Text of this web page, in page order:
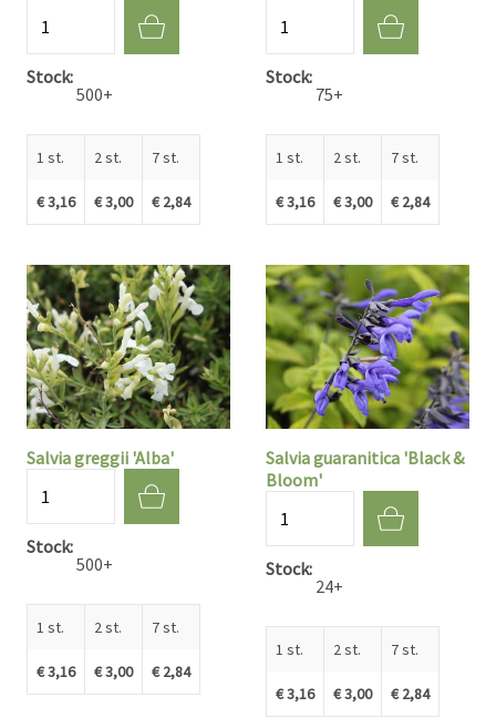
Stock
500+
1 st.
€ 3,16
2 st.
€ 3,00
7 st.
€ 2,84
Stock
75+
1 st.
€ 3,16
2 st.
€ 3,00
7 st.
€ 2,84
Salvia greggii 'Alba'
Stock
500+
1 st.
€ 3,16
2 st.
€ 3,00
7 st.
€ 2,84
Salvia guaranitica 'Black &
Bloom'
Stock
24+
1 st.
€ 3,16
2 st.
€ 3,00
7 st.
€ 2,84